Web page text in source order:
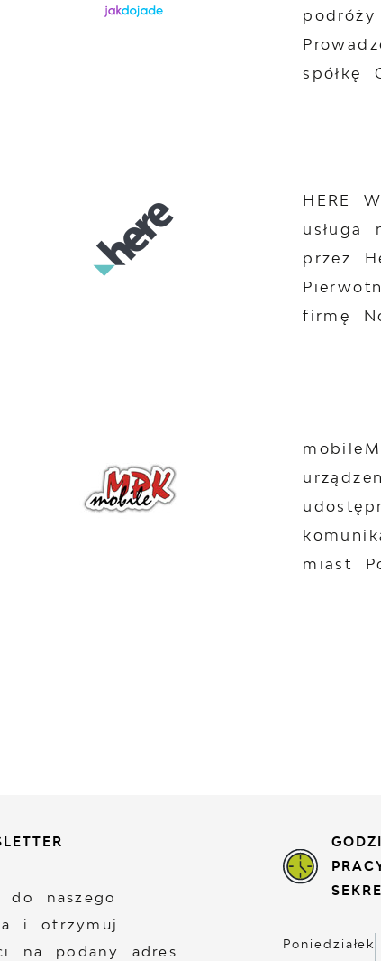
spółkę
HERE
usługa
przez
firmę
miast
do naszego
i otrzymuj
na podany adres
Poniedziałek